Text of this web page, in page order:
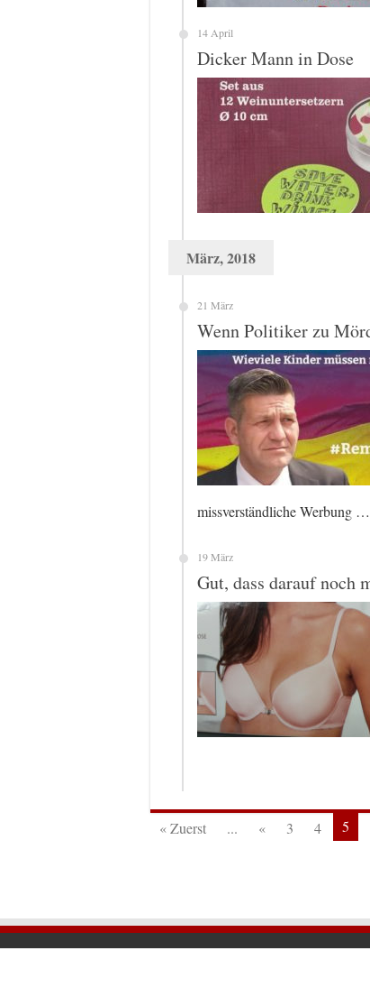
14 April
Dicker Mann in Dose
März, 2018
21 März
Wenn Politiker zu
missverständliche Werbung …
19 März
Gut, dass darauf noch
« Zuerst ... « 3 4 5